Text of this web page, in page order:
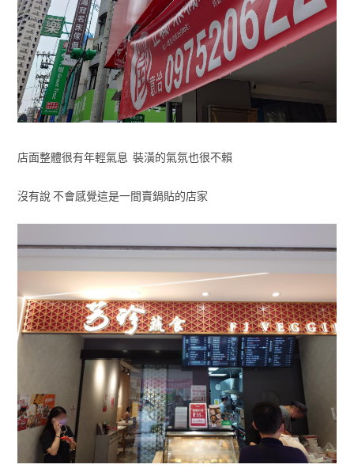
店面整體很有年輕氣息 裝潢的氣氛也很不賴
沒有說 不會感覺這是一間賣鍋貼的店家